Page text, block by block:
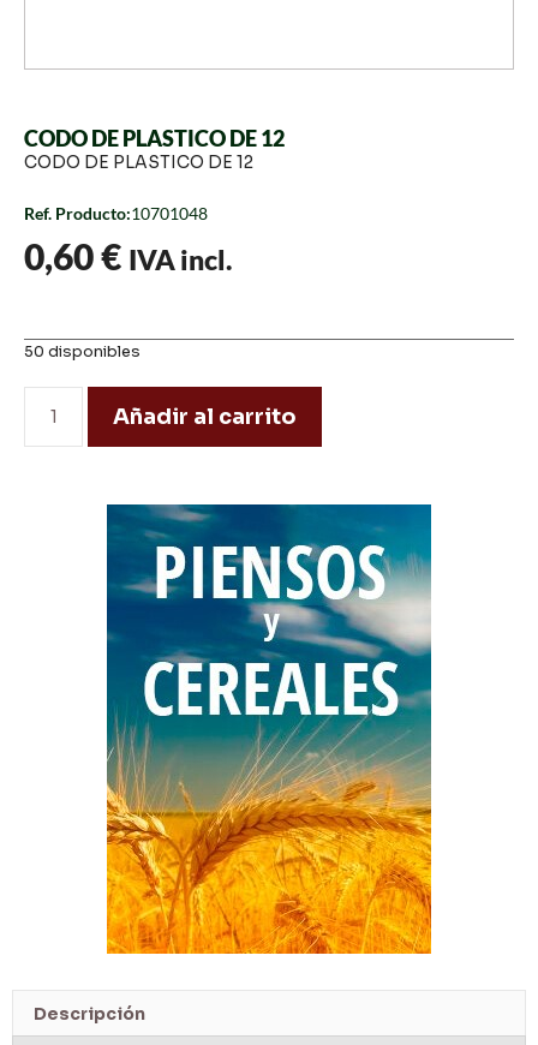
CODO DE PLASTICO DE 12
CODO DE PLASTICO DE 12
Ref. Producto:10701048
0,60€ IVA incl.
50 disponibles
Añadir al carrito
Descripción